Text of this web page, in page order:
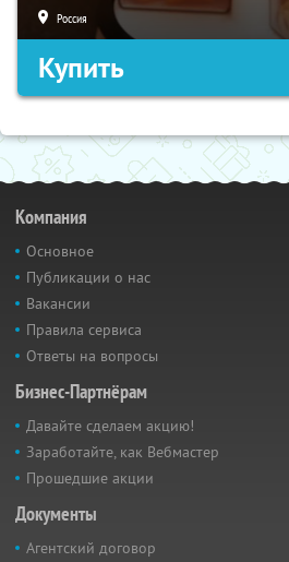
Россия
Купить
Компания
Основное
Публикации о нас
Вакансии
Правила сервиса
Ответы на вопросы
Бизнес-Партнёрам
Давайте сделаем акцию!
Заработайте, как Вебмастер
Прошедшие акции
Документы
Агентский договор